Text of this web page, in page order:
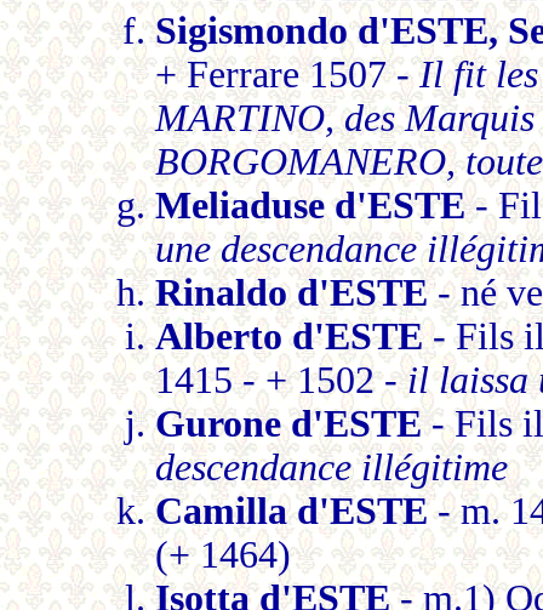
Sigismondo d'ESTE,
+ Ferrare 1507 - Il fit les
MARTINO, des
BORGOMANERO,
Meliaduse d'ESTE -
une descendance
Rinaldo d'ESTE- né
Alberto d'ESTE - Fils
1415 - + 1502 -il laissa
Gurone d'ESTE - Fils
descendance illégitime
Camilla d'ESTE- m.
(+ 1464)
Isotta d'ESTE - m.1)